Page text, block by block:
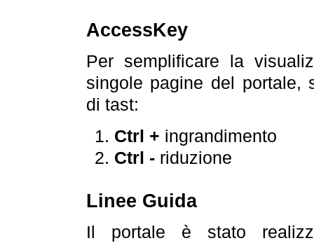
AccessKey
Per semplificare la
singole pagine del portale,
di tast:
Ctrl + ingrandimento
Ctrl -riduzione
Linee Guida
Il portale è stato